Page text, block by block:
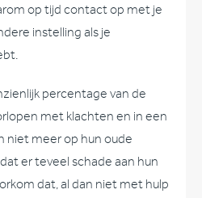
op tijd contact op met je
instelling als je
percentage van de
met klachten en in een
meer op hun oude
er teveel schade aan hun
dat, al dan niet met hulp